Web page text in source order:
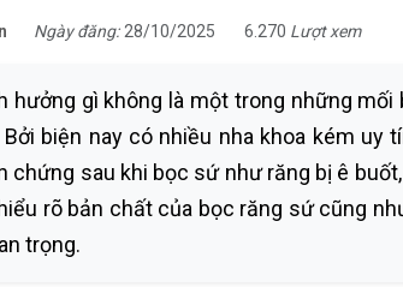
Ngày đăng: 28/10/2025 6.270 Lượt xem
hưởng gì không là một trong những
biện nay có nhiều nha khoa kém uy
chứng sau khi bọc sứ như răng bị ê
rõ bản chất của bọc răng sứ cũng
trọng.